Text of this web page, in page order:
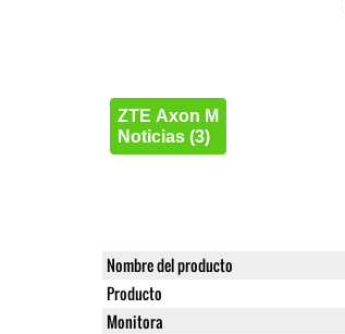
ZTE Axon M
Noticias (3)
Nombre del producto
Producto
Monitora